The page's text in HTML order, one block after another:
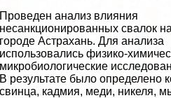
Проведен анализ влияния
несанкционированных свалок
городе Астpaxaнь. Для анализа
использовались физико-
микробиологические
В результате было определено
свинца, кадмия, меди, никеля,